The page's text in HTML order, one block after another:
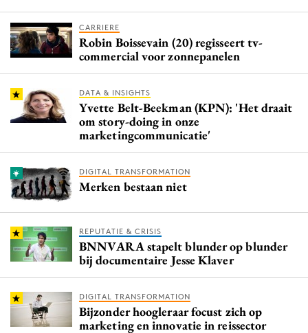
CARRIERE
Robin Boissevain (20) regisseert tv-
commercial voor zonnepanelen
DATA & INSIGHTS
Yvette Belt-Beekman (KPN): 'Het draait
om story-doing in onze
marketingcommunicatie'
DIGITAL TRANSFORMATION
Merken bestaan niet
REPUTATIE & CRISIS
BNNVARA stapelt blunder op blunder
bij documentaire Jesse Klaver
DIGITAL TRANSFORMATION
Bijzonder hoogleraar focust zich op
marketing en innovatie in reissector